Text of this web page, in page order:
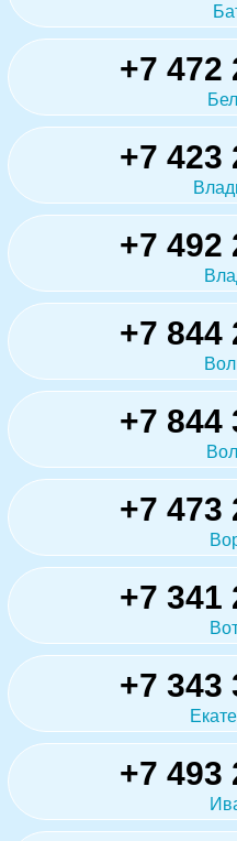
+7 472
+7 423
+7 492
+7 844
+7 844
+7 473
+7 341
+7 343
+7 493